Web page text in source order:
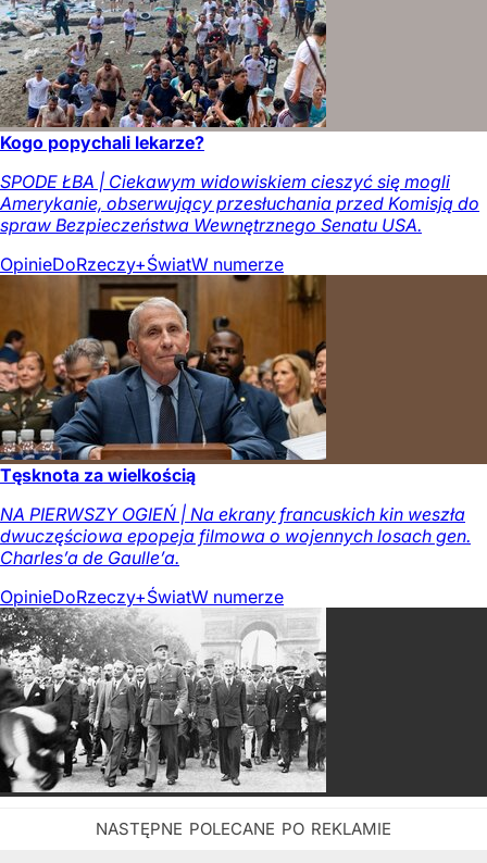
Kogo popychali lekarze?
SPODE ŁBA | Ciekawym widowiskiem cieszyć się mogli
Amerykanie, obserwujący przesłuchania przed Komisją do
spraw Bezpieczeństwa Wewnętrznego Senatu USA.
OpinieDoRzeczy+ŚwiatW numerze
Tęsknota za wielkością
NA PIERWSZY OGIEŃ | Na ekrany francuskich kin weszła
dwuczęściowa epopeja filmowa o wojennych losach gen.
Charles’a de Gaulle’a.
OpinieDoRzeczy+ŚwiatW numerze